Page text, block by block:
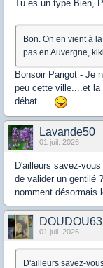
Tu es un type Bien,
Bon. On en vient à
pas en Auvergne,
Bonsoir Parigot - Je
peu cette ville....et la
débat.....
Lavande50
01 juil. 2026
D'ailleurs savez-
de valider un gentilé
nomment désormais
DOUDOU63
01 juil. 2026
D'ailleurs savez-